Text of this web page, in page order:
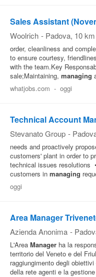
Sales Assistant
Woolrich - Padova, 10
order, cleanliness and
to ensure courtesy,
with the team.Key
sale;Maintaining, managing
whatjobs.com - oggi
Technical Account
Stevanato Group -
needs and proactively
customers' plant in order to
technical issues resolutions
customers in managing
oggi
Area Manager
Azienda Anonima -
L'Area Manager ha la
territorio del Veneto e del
raggiungimento degli
della rete agenti e la